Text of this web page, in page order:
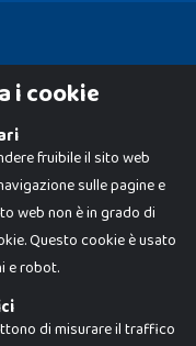
i cookie
fruibile il sito web
sulle pagine e
web non è in grado di
Questo cookie è usato
e robot.
di misurare il traffico